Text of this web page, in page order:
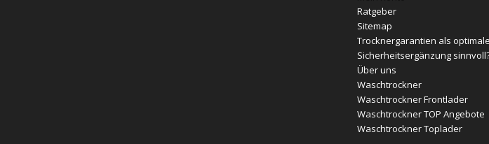
Ratgeber
Sitemap
Trocknergarantien als optimale
Sicherheitsergänzung
Über uns
Waschtrockner
Waschtrockner Frontlader
Waschtrockner TOP Angebote
Waschtrockner Toplader